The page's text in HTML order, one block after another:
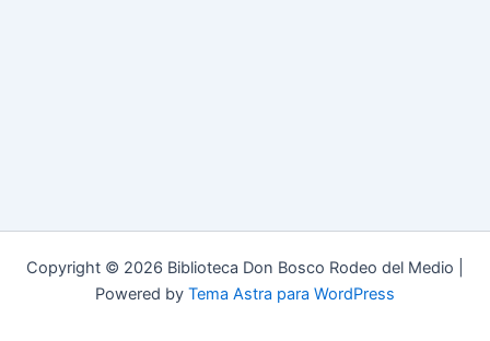
Copyright © 2026 Biblioteca Don Bosco Rodeo del Medio |
Powered by Tema Astra para WordPress